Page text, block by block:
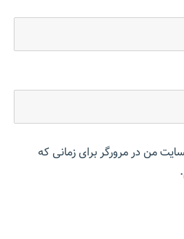
من در مرورگر برای زمانی که